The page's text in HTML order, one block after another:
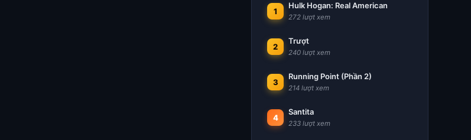
1
Hulk Hogan: Real American
272 lượt xem
2
Trượt
240 lượt xem
3
Running Point (Phần 2)
214 lượt xem
4
Santita
233 lượt xem